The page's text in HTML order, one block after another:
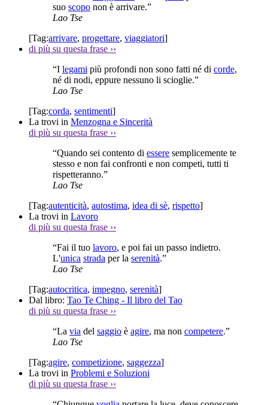
suo scopo non è arrivare.”
Lao Tse
[Tag:arrivare, progettare, viaggiatori]
di più su questa frase ››
“I legami più profondi non sono fatti né di corde,
né di nodi, eppure nessuno li scioglie.”
Lao Tse
[Tag:corda, sentimenti]
La trovi in Menzogna e Sincerità
di più su questa frase ››
“Quando sei contento di essere semplicemente te
stesso e non fai confronti e non competi, tutti ti
rispetteranno.”
Lao Tse
[Tag:autenticità, autostima, idea di sè, rispetto]
La trovi in Lavoro
di più su questa frase ››
“Fai il tuo lavoro, e poi fai un passo indietro.
L'unica strada per la serenità.”
Lao Tse
[Tag:autocritica, impegno, serenità]
Dal libro: Tao Te Ching - Il libro del Tao
di più su questa frase ››
“La via del saggio è agire, ma non competere.”
Lao Tse
[Tag:agire, competizione, saggezza]
La trovi in Problemi e Soluzioni
di più su questa frase ››